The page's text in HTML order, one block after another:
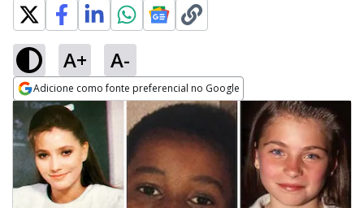
A+ A-
Adicione como fonte preferencial no Google
Opens in new window